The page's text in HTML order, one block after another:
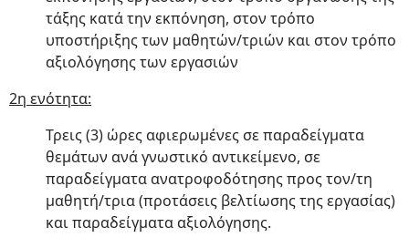
τάξης κατά την εκπόνηση, στον τρόπο
υποστήριξης των μαθητών/τριών και στον τρόπο
αξιολόγησης των εργασιών
2η ενότητα:
Τρεις (3) ώρες αφιερωμένες σε παραδείγματα
θεμάτων ανά γνωστικό αντικείμενο, σε
παραδείγματα ανατροφοδότησης προς τον/τη
μαθητή/τρια (προτάσεις βελτίωσης της εργασίας)
και παραδείγματα αξιολόγησης.